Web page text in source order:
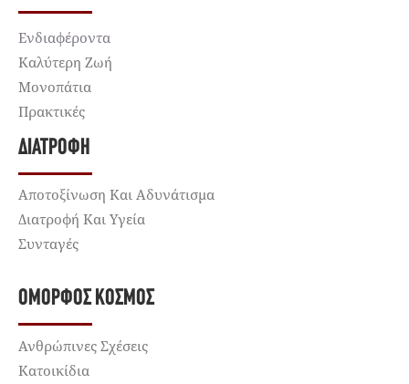
Ενδιαφέροντα
Καλύτερη Ζωή
Μονοπάτια
Πρακτικές
ΔΙΑΤΡΟΦΉ
Αποτοξίνωση Και Αδυνάτισμα
Διατροφή Και Υγεία
Συνταγές
ΌΜΟΡΦΟΣ ΚΌΣΜΟΣ
Ανθρώπινες Σχέσεις
Κατοικίδια